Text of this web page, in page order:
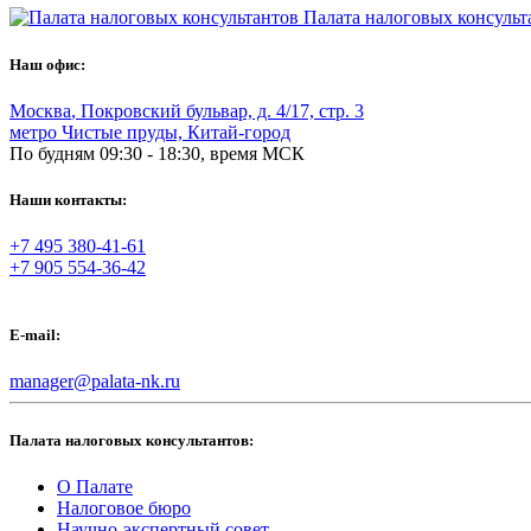
Палата налоговых
Наш офис:
Москва, Покровский бульвар, д. 4/17, стр. 3
метро Чистые пруды, Китай-город
По будням 09:30 - 18:30, время МСК
Наши контакты:
+7 495 380-41-61
+7 905 554-36-42
E-mail:
manager@palata-nk.ru
Палата налоговых консультантов:
О Палате
Налоговое бюро